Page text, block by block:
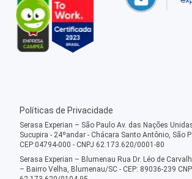
Políticas de Privacidade
Serasa Experian – São Paulo Av. das Nações
Sucupira - 24ºandar - Chácara Santo Antônio, São
CEP:04794-000 - CNPJ 62.173.620/0001-80
Serasa Experian – Blumenau Rua Dr. Léo de
– Bairro Velha, Blumenau/SC - CEP: 89036-239